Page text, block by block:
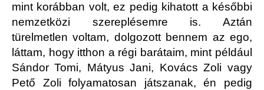
mint korábban volt, ez pedig kihatott a későbbi
nemzetközi szereplésemre is. Aztán
türelmetlen voltam, dolgozott bennem az ego,
láttam, hogy itthon a régi barátaim, mint például
Sándor Tomi, Mátyus Jani, Kovács Zoli vagy
Pető Zoli folyamatosan játszanak, én pedig